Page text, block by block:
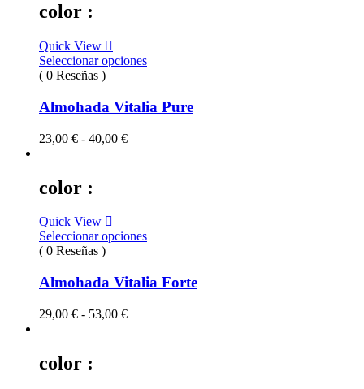
color :
Quick View
Seleccionar opciones
( 0 Reseñas )
Almohada Vitalia Pure
23,00 € - 40,00 €Rango
color :
Quick View
Seleccionar opciones
( 0 Reseñas )
Almohada Vitalia Forte
29,00 € - 53,00 €Rango
color :